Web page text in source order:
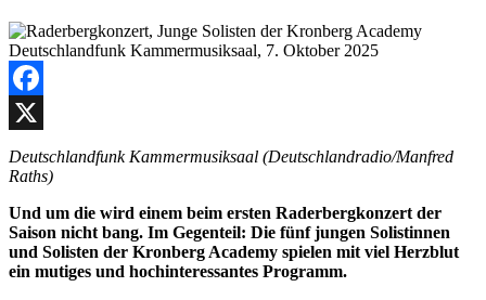
Facebook
X
Deutschlandfunk Kammermusiksaal (Deutschlandradio/Manfred
Raths)
Und um die wird einem beim ersten Raderbergkonzert der
Saison nicht bang. Im Gegenteil: Die fünf jungen Solistinnen
und Solisten der Kronberg Academy spielen mit viel Herzblut
ein mutiges und hochinteressantes Programm.